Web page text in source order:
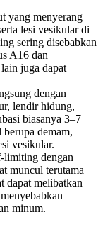
yang menyerang
lesi vesikular di
sering disebabkan
A16 dan
juga dapat
dengan
lendir hidung,
biasanya 3–7
demam,
vesikular.
limiting dengan
muncul terutama
dapat melibatkan
minum.